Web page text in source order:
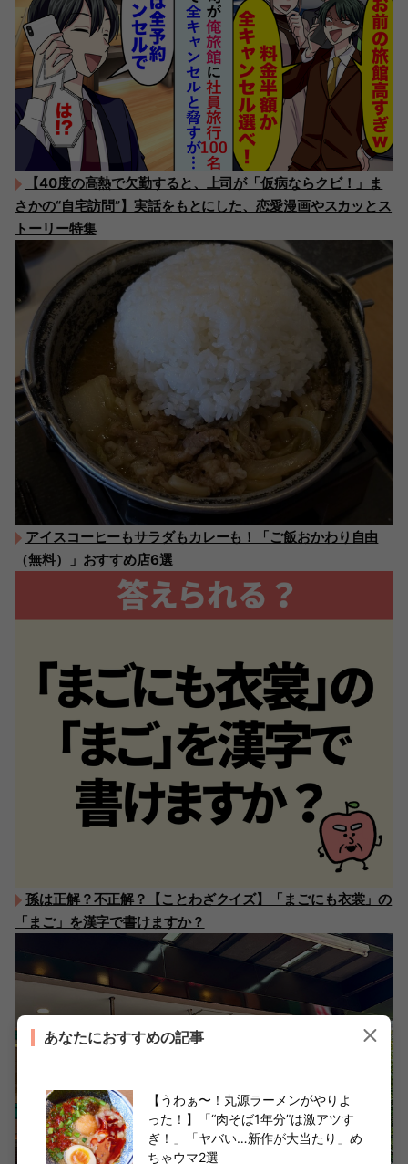
【40度の高熱で欠勤すると、上司が「仮病ならクビ！」ま
さかの“自宅訪問”】実話をもとにした、恋愛漫画やスカッとス
トーリー特集
アイスコーヒーもサラダもカレーも！「ご飯おかわり自由
（無料）」おすすめ店6選
孫は正解？不正解？【ことわざクイズ】「まごにも衣裳」の
「まご」を漢字で書けますか？
あなたにおすすめの記事
【うわぁ〜！丸源ラーメンがやりよ
った！】「“肉そば1年分”は激アツす
ぎ！」「ヤバい…新作が大当たり」め
ちゃウマ2選